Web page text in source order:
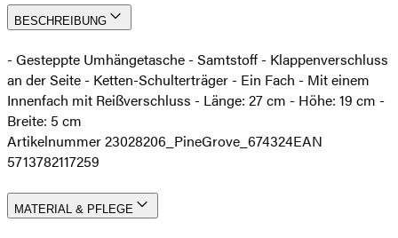
BESCHREIBUNG
- Gesteppte Umhängetasche - Samtstoff - Klappenverschluss
an der Seite - Ketten-Schulterträger - Ein Fach - Mit einem
Innenfach mit Reißverschluss - Länge: 27 cm - Höhe: 19 cm -
Breite: 5 cm
Artikelnummer 23028206_PineGrove_674324EAN
5713782117259
MATERIAL & PFLEGE